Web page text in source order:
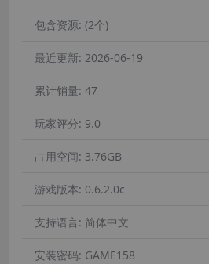
包含资源: (2个)
最近更新: 2026-06-19
累计销量: 47
玩家评分: 9.0
占用空间: 3.76GB
游戏版本: 0.6.2.0c
支持语言: 简体中文
安装密码: GAME158